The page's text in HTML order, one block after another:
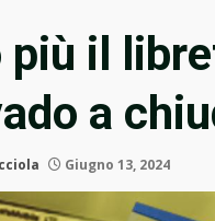
più il
a
Giugno 13, 2024